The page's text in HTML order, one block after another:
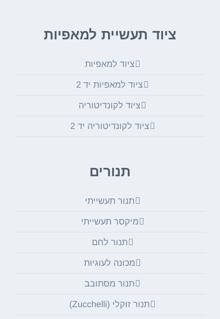
ציוד תעשיית למאפיות
ציוד למאפיות
ציוד למאפיות יד 2
ציוד לקונדיטוריה
ציוד לקונדיטוריה יד 2
תנורים
תנור תעשייתי
מיקסר תעשייתי
תנור לחם
מכונה לעוגיות
תנור מסתובב
תנור זוקלי (Zucchelli)